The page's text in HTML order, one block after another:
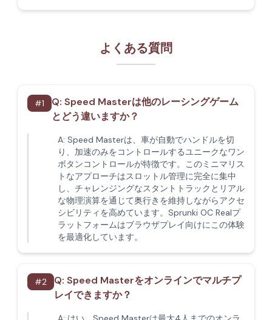
よくある質問
#1 Q: Speed Masterは他のレーシングゲーム
とどう違いますか？
A: Speed Masterは、車が自動でハンドルを切
り、加速のみをコントロールするユニークなワン
ボタンコントロールが特徴です。このミニマリス
トなアプローチはスロットル管理に完全に集中
し、チャレンジングなスタントトラックとリアル
な物理演算を通じて奥行きを維持しながらアクセ
シビリティを高めています。Sprunki OC Realプ
ラットフォームはブラウザプレイ向けにこの体験
を最適化しています。
#2 Q: Speed Masterをオンラインでマルチプ
レイできますか？